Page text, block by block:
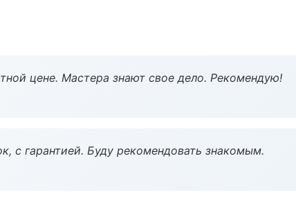
цене. Мастера знают свое дело. Рекомендую!
с гарантией. Буду рекомендовать знакомым.